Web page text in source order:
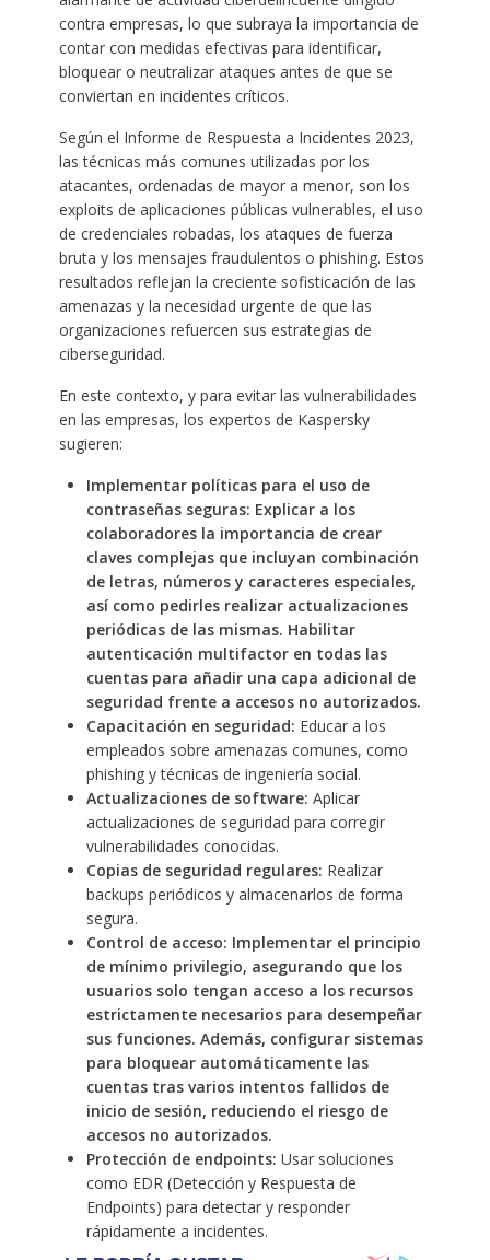
contra empresas, lo que subraya la importancia de
contar con medidas efectivas para identificar,
bloquear o neutralizar ataques antes de que se
conviertan en incidentes críticos.
Según el Informe de Respuesta a Incidentes 2023,
las técnicas más comunes utilizadas por los
atacantes, ordenadas de mayor a menor, son los
exploits de aplicaciones públicas vulnerables, el uso
de credenciales robadas, los ataques de fuerza
bruta y los mensajes fraudulentos o phishing. Estos
resultados reflejan la creciente sofisticación de las
amenazas y la necesidad urgente de que las
organizaciones refuercen sus estrategias de
ciberseguridad.
En este contexto, y para evitar las vulnerabilidades
en las empresas, los expertos de Kaspersky
sugieren:
Implementar políticas para el uso de
contraseñas seguras: Explicar a los
colaboradores la importancia de crear
claves complejas que incluyan combinación
de letras, números y caracteres especiales,
así como pedirles realizar actualizaciones
periódicas de las mismas. Habilitar
autenticación multifactor en todas las
cuentas para añadir una capa adicional de
seguridad frente a accesos no autorizados.
Capacitación en seguridad: Educar a los
empleados sobre amenazas comunes, como
phishing y técnicas de ingeniería social.
Actualizaciones de software: Aplicar
actualizaciones de seguridad para corregir
vulnerabilidades conocidas.
Copias de seguridad regulares: Realizar
backups periódicos y almacenarlos de forma
segura.
Control de acceso: Implementar el principio
de mínimo privilegio, asegurando que los
usuarios solo tengan acceso a los recursos
estrictamente necesarios para desempeñar
sus funciones. Además, configurar sistemas
para bloquear automáticamente las
cuentas tras varios intentos fallidos de
inicio de sesión, reduciendo el riesgo de
accesos no autorizados.
Protección de endpoints: Usar soluciones
como EDR (Detección y Respuesta de
Endpoints) para detectar y responder
rápidamente a incidentes.